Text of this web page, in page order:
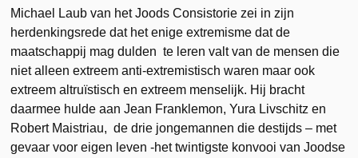
Michael Laub van het Joods Consistorie zei in zijn
herdenkingsrede dat het enige extremisme dat de
maatschappij mag dulden te leren valt van de mensen die
niet alleen extreem anti-extremistisch waren maar ook
extreem altruïstisch en extreem menselijk. Hij bracht
daarmee hulde aan Jean Franklemon, Yura Livschitz en
Robert Maistriau, de drie jongemannen die destijds – met
gevaar voor eigen leven -het twintigste konvooi van Joodse